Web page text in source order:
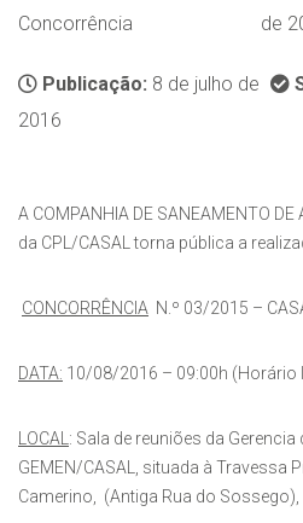
Concorrência
de
Publicação: 8 de julho de
2016
A COMPANHIA DE SANEAMENTO
da CPL/CASAL torna pública a
CONCORRÊNCIA N.º 03/2015 –
DATA: 10/08/2016 – 09:00h (Horário
LOCAL : Sala de reuniões da
GEMEN/CASAL, situada à Travessa
Camerino, (Antiga Rua do Sossego),